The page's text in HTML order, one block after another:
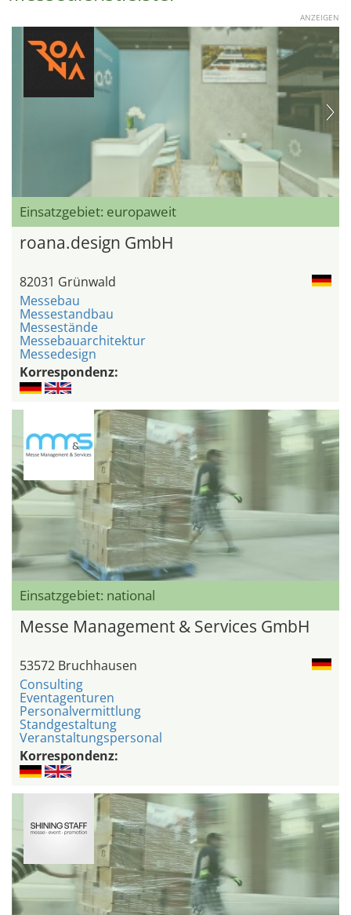
ANZEIGEN
Einsatzgebiet: europaweit
roana.design GmbH
82031 Grünwald
Messebau
Messestandbau
Messestände
Messebauarchitektur
Messedesign
Korrespondenz:
Einsatzgebiet: national
Messe Management & Services GmbH
53572 Bruchhausen
Consulting
Eventagenturen
Personalvermittlung
Standgestaltung
Veranstaltungspersonal
Korrespondenz: